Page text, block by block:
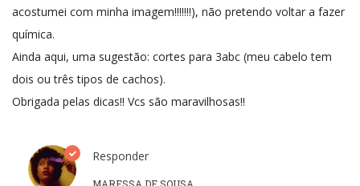
acostumei com minha imagem!!!!!!!), não pretendo voltar a fazer
química.
Ainda aqui, uma sugestão: cortes para 3abc (meu cabelo tem
dois ou três tipos de cachos).
Obrigada pelas dicas!! Vcs são maravilhosas!!
Responder
MARESSA DE SOUSA